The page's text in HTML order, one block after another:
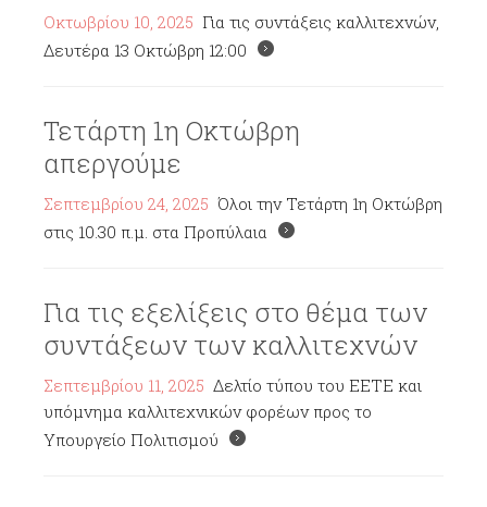
Οκτωβρίου 10, 2025 Για τις συντάξεις καλλιτεχνών,
Δευτέρα 13 Οκτώβρη 12:00
Τετάρτη 1η Οκτώβρη
απεργούμε
Σεπτεμβρίου 24, 2025 Όλοι την Τετάρτη 1η Οκτώβρη
στις 10.30 π.μ. στα Προπύλαια
Για τις εξελίξεις στο θέμα των
συντάξεων των καλλιτεχνών
Σεπτεμβρίου 11, 2025 Δελτίο τύπου του ΕΕΤΕ και
υπόμνημα καλλιτεχνικών φορέων προς το
Υπουργείο Πολιτισμού